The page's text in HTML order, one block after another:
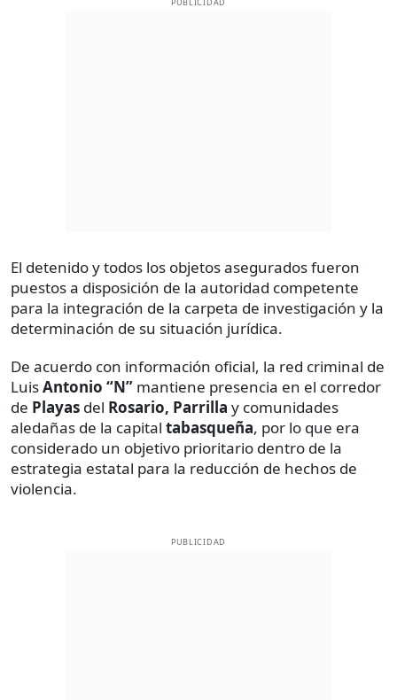
PUBLICIDAD
El detenido y todos los objetos asegurados fueron
puestos a disposición de la autoridad competente
para la integración de la carpeta de investigación y la
determinación de su situación jurídica.
De acuerdo con información oficial, la red criminal de
LuisAntonio “N” mantiene presencia en el corredor
de Playas del Rosario, Parrilla y comunidades
aledañas de la capital tabasqueña, por lo que era
considerado un objetivo prioritario dentro de la
estrategia estatal para la reducción de hechos de
violencia.
PUBLICIDAD